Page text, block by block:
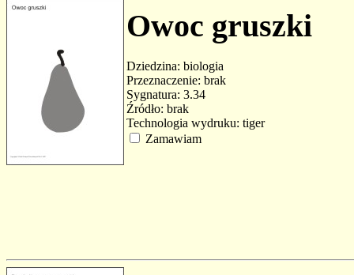
Owoc gruszki
Dziedzina: biologia
Przeznaczenie: brak
Sygnatura: 3.34
Źródło: brak
Technologia wydruku: tiger
Zamawiam